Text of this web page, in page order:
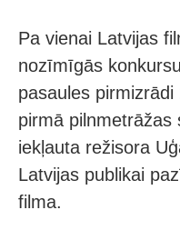
Pa vienai Latvijas
nozīmīgās
pasaules
pirmā pilnmetrāžas
iekļauta režisora
Latvijas publikai
filma.